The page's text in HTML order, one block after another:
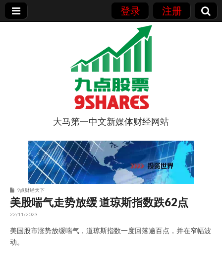
登录 注册
9点股票
大马第一中文新媒体财经网站
9点财经天下
美股喘气走势放缓 道琼斯指数跌62点
22/11/2023
美国股市涨势放缓喘气，道琼斯指数一度回落逾百点，并在窄幅波
动。